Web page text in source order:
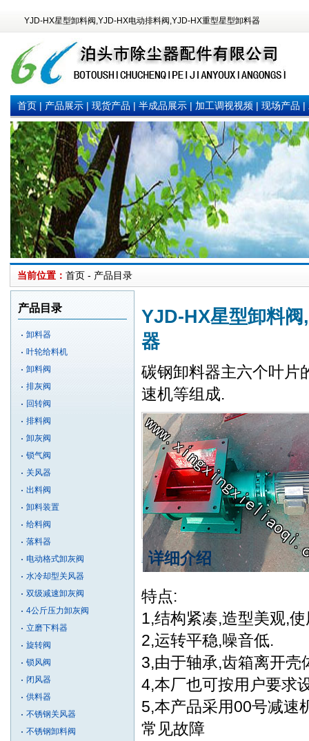
YJD-HX星型卸料阀,YJD-HX电动排料阀,YJD-HX重型星型卸料器
首页|产品展示|现货产品|半成品展示|加工调视视频|现场产品|
当前位置： 首页 - 产品目录
产品目录
卸料器
叶轮给料机
卸料阀
排灰阀
回转阀
排料阀
卸灰阀
锁气阀
关风器
出料阀
卸料装置
给料阀
落料器
电动格式卸灰阀
水冷却型关风器
双级减速卸灰阀
4公斤压力卸灰阀
立磨下料器
旋转阀
锁风阀
闭风器
供料器
不锈钢关风器
不锈钢卸料阀
YJD-HX星型卸料
器
碳钢卸料器主六个叶片
速机等组成.
详细介绍
特点:
1,结构紧凑,造型美观,
2,运转平稳,噪音低.
3,由于轴承,齿箱离开壳
4,本厂也可按用户要求
5,本产品采用00号减速
常见故障